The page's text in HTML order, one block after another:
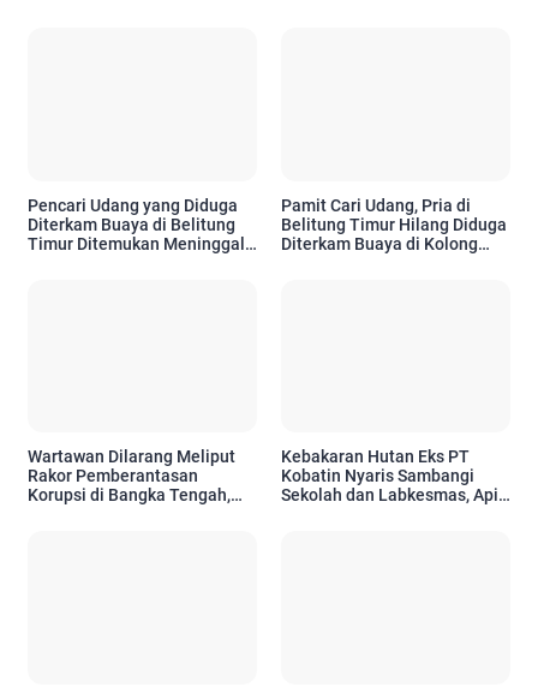
Pencari Udang yang Diduga
Diterkam Buaya di Belitung
Timur Ditemukan Meninggal,
Pamit Cari Udang, Pria di
Belitung Timur Hilang Diduga
Diterkam Buaya di Kolong
Wartawan Dilarang Meliput
Rakor Pemberantasan
Korupsi di Bangka Tengah,
Kebakaran Hutan Eks PT
Kobatin Nyaris Sambangi
Sekolah dan Labkesmas, Api